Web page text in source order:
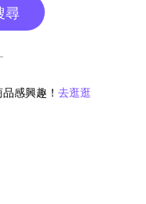
尋
感興趣！ 去逛逛